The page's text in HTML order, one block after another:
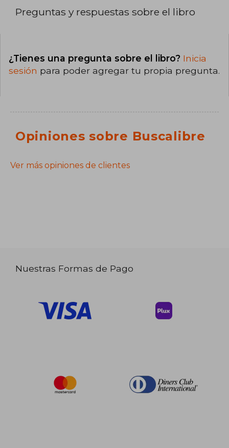
Preguntas y respuestas sobre el libro
¿Tienes una pregunta sobre el libro? Inicia
sesión para poder agregar tu propia pregunta.
Opiniones sobre Buscalibre
Ver más opiniones de clientes
Nuestras Formas de Pago